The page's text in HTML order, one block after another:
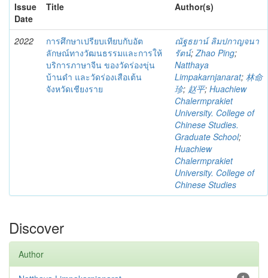
Issue
Date
Title Author(s)
2022
การศึกษาเปรียบเทียบกับอัต
ลักษณ์ทางวัฒนธรรมและการให้
บริการภาษาจีน ของวัดร่องขุ่น
บ้านดำ และวัดร่องเสือเต้น
จังหวัดเชียงราย
ณัฐธยาน์ ลิมปกาญจนา
รัตน์;Zhao Ping;
Natthaya
Limpakarnjanarat; 林命
珍; 赵平; Huachiew
Chalermprakiet
University. College of
Chinese Studies.
Graduate School;
Huachiew
Chalermprakiet
University. College of
Chinese Studies
Discover
Author